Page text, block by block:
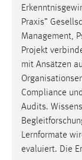
Praxis”
Management,
Projekt
mit Ansätzen
Compliance
Audits.
Lernformate
evaluiert. Die